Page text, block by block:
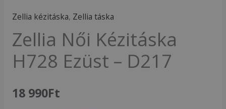
Zellia kézitáska, Zellia táska
Zellia Női Kézitáska
H728 Ezüst – D217
18 990Ft